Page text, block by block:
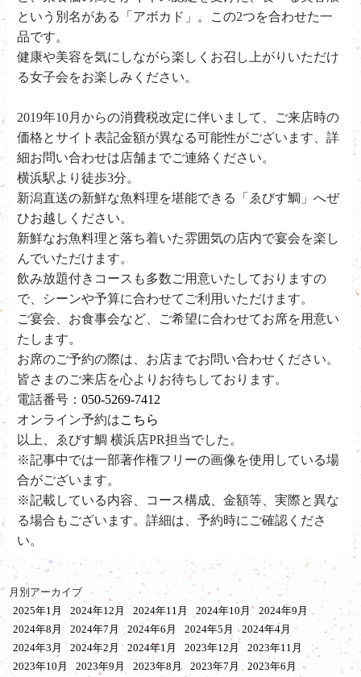
という別名がある「アボカド」。この2つを合わせた一
品です。
健康や美容を気にしながら楽しくお召し上がりいただけ
る女子会をお楽しみください。
2019年10月からの消費税改定に伴いまして、ご来店時の
価格とサイト表記金額が異なる可能性がございます、詳
細お問い合わせは店舗までご連絡ください。
横浜駅より徒歩3分。
新潟直送の新鮮な魚料理を堪能できる「ゑびす鯛」へぜ
ひお越しください。
新鮮なお魚料理と落ち着いた雰囲気の店内で宴会を楽し
んでいただけます。
飲み放題付きコースも多数ご用意いたしておりますの
で、シーンや予算に合わせてご利用いただけます。
ご宴会、お食事会など、ご希望に合わせてお席を用意い
たします。
お席のご予約の際は、お店までお問い合わせください。
皆さまのご来店を心よりお待ちしております。
電話番号：050-5269-7412
オンライン予約はこちら
以上、ゑびす鯛 横浜店PR担当でした。
※記事中では一部著作権フリーの画像を使用している場
合がございます。
※記載している内容、コース構成、金額等、実際と異な
る場合もございます。詳細は、予約時にご確認くださ
い。
月別アーカイブ
2025年1月
2024年12月 2024年11月 2024年10月
2024年9月
2024年8月
2024年7月 2024年6月 2024年5月
2024年4月
2024年3月
2024年2月 2024年1月 2023年12月
2023年11月
2023年10月
2023年9月 2023年8月 2023年7月
2023年6月